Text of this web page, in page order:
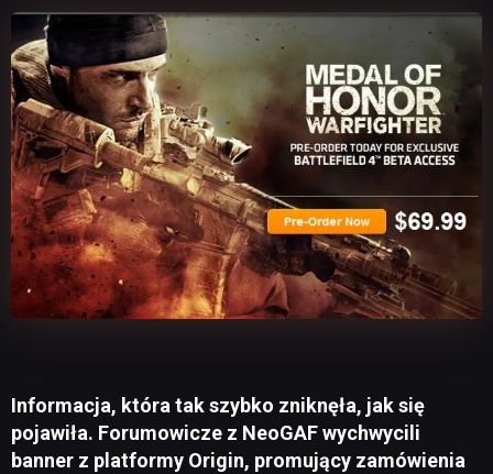
Informacja, która tak szybko zniknęła, jak się
pojawiła. Forumowicze z NeoGAF wychwycili
banner z platformy Origin, promujący zamówienia